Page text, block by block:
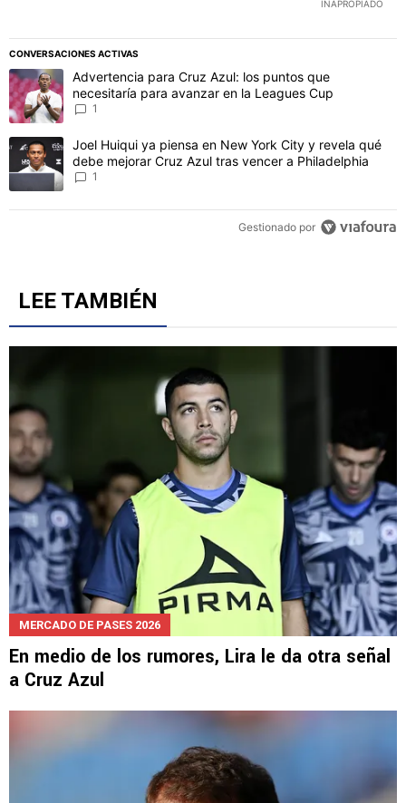
INAPROPIADO
CONVERSACIONES ACTIVAS
Este listado muestra los artículos con más comentarios en los
Un artículo de tendencia con el título "Advertencia para Cruz
Advertencia para Cruz Azul: los puntos que
necesitaría para avanzar en la Leagues Cup
1
Un artículo de tendencia con el título "Joel Huiqui ya piensa en
Joel Huiqui ya piensa en New York City y revela qué
debe mejorar Cruz Azul tras vencer a Philadelphia
1
Gestionado por
LEE TAMBIÉN
MERCADO DE PASES 2026
En medio de los rumores, Lira le da otra señal
a Cruz Azul